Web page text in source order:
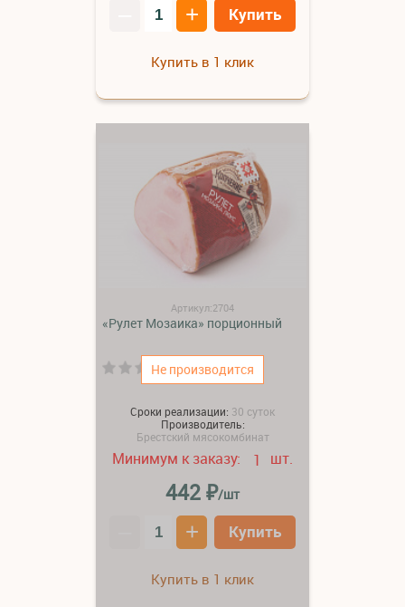
+ Купить
Купить в 1 клик
Не производится
Артикул:2704
«Рулет Мозаика» порционный
(0)
Сроки реализации: 30 суток
Производитель:
Брестский мясокомбинат
Минимум к заказу: 1 шт.
442₽/шт
+ Купить
Купить в 1 клик